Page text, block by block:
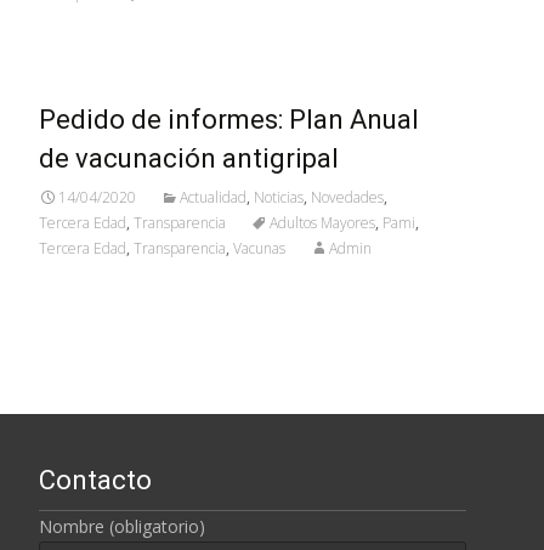
Pedido de informes: Plan Anual
de vacunación antigripal
14/04/2020 Actualidad, Noticias, Novedades,
Tercera Edad, Transparencia Adultos Mayores, Pami,
Tercera Edad, Transparencia, Vacunas Admin
Contacto
Nombre (obligatorio)